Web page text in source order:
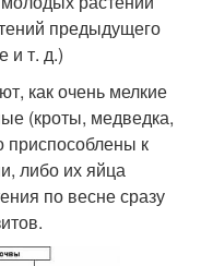
предыдущего
и т. д.)
как очень мелкие
(кроты, медведка,
приспособлены к
либо их яйца
по весне сразу